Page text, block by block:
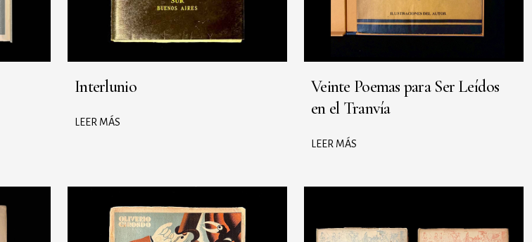
Interlunio
LEER MÁS
Veinte Poemas para Ser Leídos
en el Tranvía
LEER MÁS